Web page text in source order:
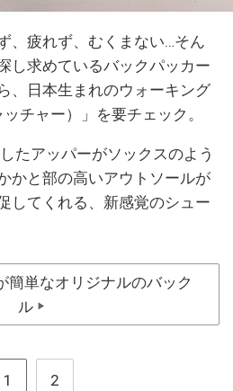
、疲れず、むくまない…そん
し求めているバックパッカー
、日本生まれのウォーキング
チャー）」を要チェック。
たアッパーがソックスのよう
かと部の高いアウトソールが
してくれる、新感覚のシュー
簡単なオリジナルのバック
ル ▶
1 2